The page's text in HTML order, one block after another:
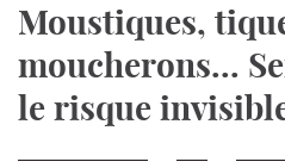
Moustiques,
moucherons...
le risque